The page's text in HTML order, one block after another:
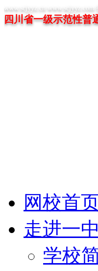
www.scjyyz.cn
四川省一级示范性普
网校首
走进一中
学校